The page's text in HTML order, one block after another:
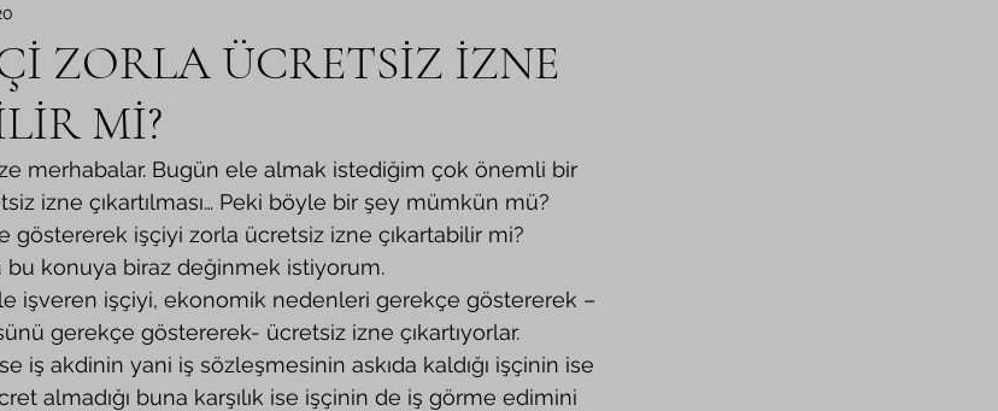
ZORLA ÜCRETSİZ İZNE
Mİ?
izne çıkartılması… Peki böyle bir şey mümkün mü?
göstererek işçiyi zorla ücretsiz izne çıkartabilir mi?
bu konuya biraz değinmek istiyorum.
gerekçe göstererek- ücretsiz izne çıkartıyorlar.
iş akdinin yani iş sözleşmesinin askıda kaldığı işçinin ise
almadığı buna karşılık ise işçinin de iş görme edimini